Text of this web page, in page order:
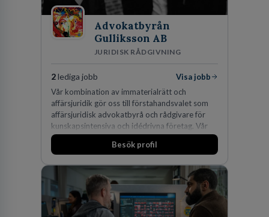
Advokatbyrån
Gulliksson AB
JURIDISK RÅDGIVNING
2lediga jobb
Visa jobb
Vår kombination av immaterialrätt och
affärsjuridik gör oss till förstahandsvalet som
affärsjuridisk advokatbyrå och rådgivare för
kunskapsintensiva och idédrivna företag. Vår
expertis inom IP-tillgångar har gett oss en
marknadsledande position. Våra klienter väljer
skydda, utveckla och kommersialisera
företagets viktigaste tillgångar.
Besök profil